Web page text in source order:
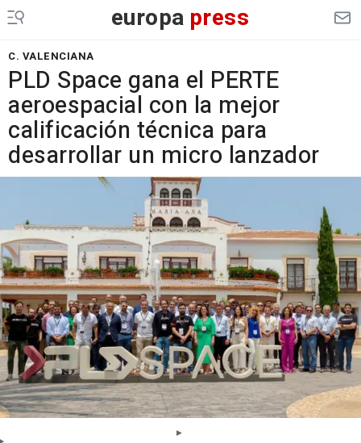
europa press
C. VALENCIANA
PLD Space gana el PERTE
aeroespacial con la mejor
calificación técnica para
desarrollar un micro lanzador